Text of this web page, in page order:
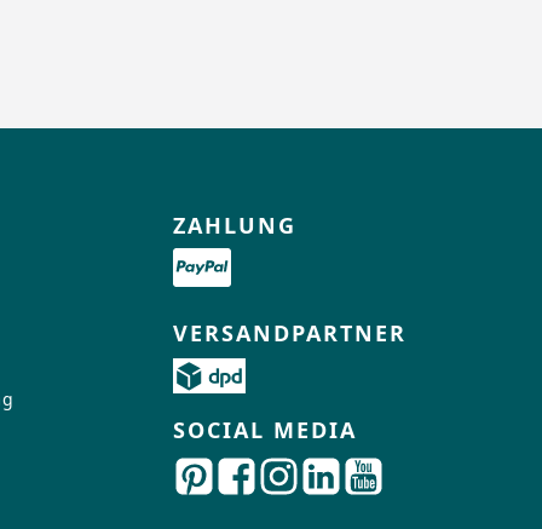
ZAHLUNG
VERSANDPARTNER
SOCIAL MEDIA